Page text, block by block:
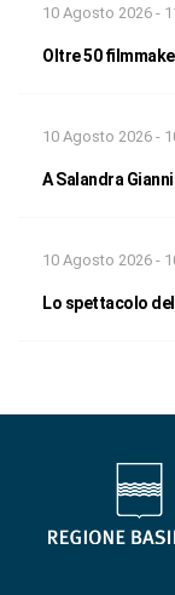
10 Agosto 2026 -
Oltre 50
10 Agosto 2026 -
A Salandra
10 Agosto 2026 -
Lo spettacolo